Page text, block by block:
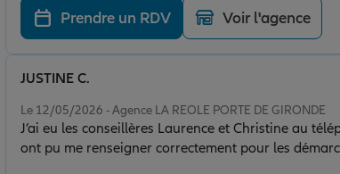
Prendre un RDV Voir l'agence
Le 12/05/2026 - Agence LA REOLE PORTE DE GIRONDE
J’ai eu les conseillères Laurence et Christine au téléphone suite à un sinistre, elles sont très aimables et elles
ont pu me renseigner correctement pour les
JUSTINE C.